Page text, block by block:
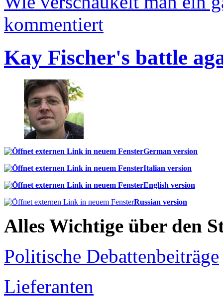
kommentiert
Kay Fischer's battle
German version
Italian version
English version
Russian version
Alles Wichtige über den
Politische Debattenbeiträge
Lieferanten